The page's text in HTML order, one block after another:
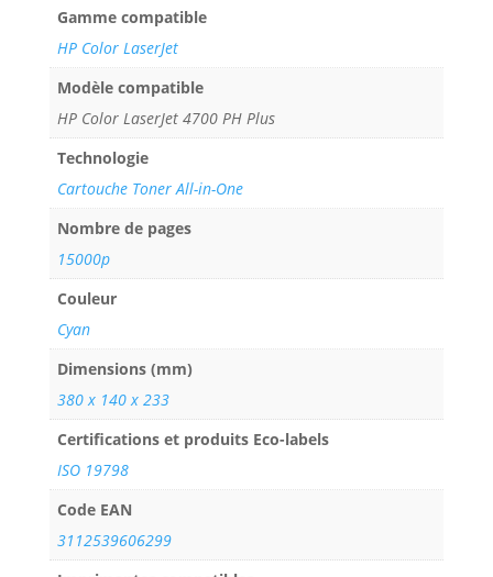
Gamme compatible
HP Color LaserJet
Modèle compatible
HP Color LaserJet 4700 PH Plus
Technologie
Cartouche Toner All-in-One
Nombre de pages
15000p
Couleur
Cyan
Dimensions (mm)
380 x 140 x 233
Certifications et produits Eco-labels
ISO 19798
Code EAN
3112539606299